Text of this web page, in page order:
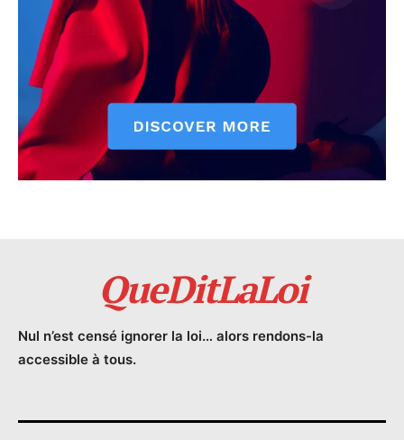
QueDitLaLoi
Nul n’est censé ignorer la loi… alors rendons-la
accessible à tous.